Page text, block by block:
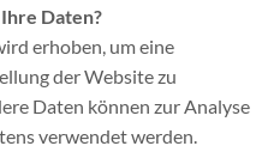
Daten?
erhoben, um eine
der Website zu
Daten können zur Analyse
verwendet werden.